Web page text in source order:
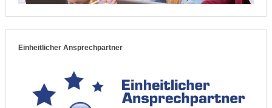
Einheitlicher Ansprechpartner